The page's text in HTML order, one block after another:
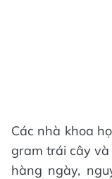
Các nhà khoa
gram trái cây
hàng ngày,